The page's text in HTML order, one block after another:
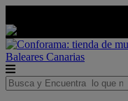
Baleares Canarias